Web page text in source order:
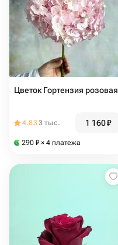
Цветок Гортензия розовая
4.833 тыс. 1 160₽
290 ₽ × 4 платежа